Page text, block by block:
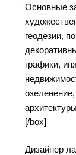
Основные
геодезии,
графики,
[/box]
Дизайнер